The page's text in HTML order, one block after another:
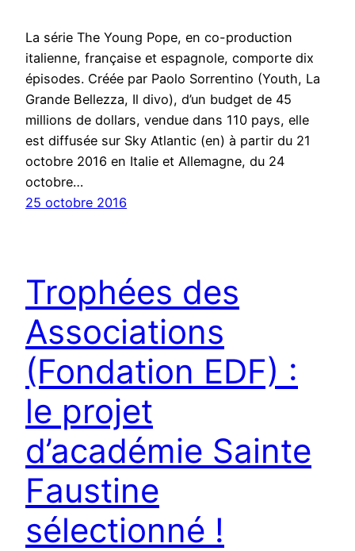
La série The Young Pope, en co-production
italienne, française et espagnole, comporte dix
épisodes. Créée par Paolo Sorrentino (Youth, La
Grande Bellezza, Il divo), d’un budget de 45
millions de dollars, vendue dans 110 pays, elle
est diffusée sur Sky Atlantic (en) à partir du 21
octobre 2016 en Italie et Allemagne, du 24
octobre…
25 octobre 2016
Trophées des
Associations
(Fondation EDF) :
le projet
d’académie Sainte
Faustine
sélectionné !